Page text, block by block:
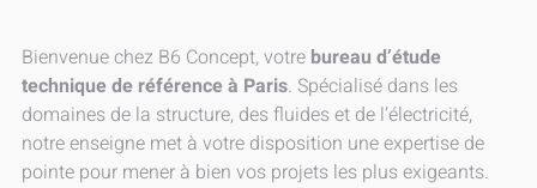
Bienvenue chez B6 Concept, votre bureau d’étude
technique de référence à Paris. Spécialisé dans les
domaines de la structure, des fluides et de l’électricité,
notre enseigne met à votre disposition une expertise de
pointe pour mener à bien vos projets les plus exigeants.